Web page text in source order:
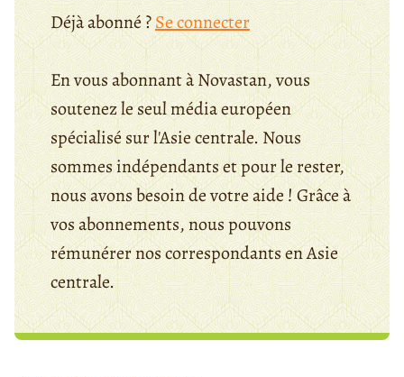
Déjà abonné ?Se connecter
En vous abonnant à Novastan, vous
soutenez le seul média européen
spécialisé sur l'Asie centrale. Nous
sommes indépendants et pour le rester,
nous avons besoin de votre aide ! Grâce à
vos abonnements, nous pouvons
rémunérer nos correspondants en Asie
centrale.